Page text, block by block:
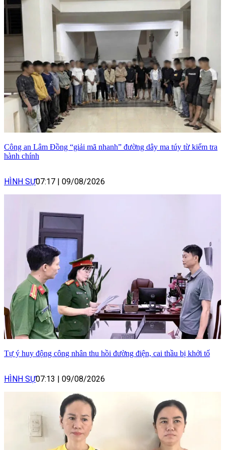
Công an Lâm Đồng “giải mã nhanh” đường dây ma túy từ kiểm tra
hành chính
HÌNH SỰ07:17 09/08/2026
Tự ý huy động công nhân thu hồi đường điện, cai thầu bị khởi tố
HÌNH SỰ07:13 09/08/2026